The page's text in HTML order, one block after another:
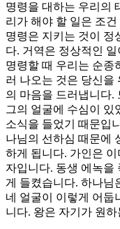
명령을 대하는 우리의
리가 해야 할 일은 조
명령은 지키는 것이 정
다. 거역은 정상적인
명령할 때 우리는 순종
러 나오는 것은 당신을
의 마음을 드러냅니다.
그의 얼굴에 수심이 있
소식을 들었기 때문입
나님의 선하심 때문에
하게 됩니다. 가인은
자입니다. 동생 에녹을
게 들켰습니다. 하나님
네 얼굴이 이렇게 어둡
니다. 왕은 자기가 원